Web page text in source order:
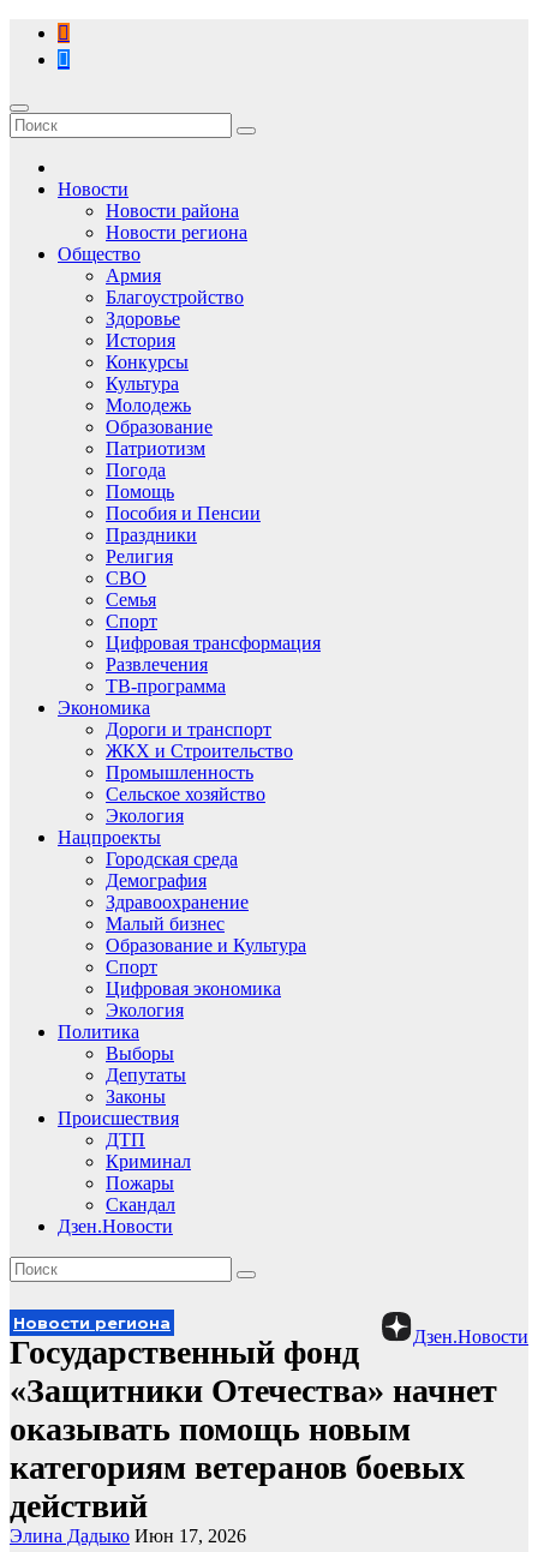
Перейти
содержимому
Новости
Новости района
Новости региона
Общество
Армия
Благоустройство
Здоровье
История
Конкурсы
Культура
Молодежь
Образование
Патриотизм
Погода
Помощь
Пособия и Пенсии
Праздники
Религия
СВО
Семья
Спорт
Цифровая трансформация
Развлечения
ТВ-программа
Экономика
Дороги и транспорт
ЖКХ и Строительство
Промышленность
Сельское хозяйство
Экология
Нацпроекты
Городская среда
Демография
Здравоохранение
Малый бизнес
Образование и Культура
Спорт
Цифровая экономика
Экология
Политика
Выборы
Депутаты
Законы
Происшествия
ДТП
Криминал
Пожары
Скандал
Дзен.Новости
Дзен.Новости
Новости региона
Государственный фонд
«Защитники Отечества» начнет
оказывать помощь новым
категориям ветеранов боевых
действий
Элина Дадыко Июн 17, 2026